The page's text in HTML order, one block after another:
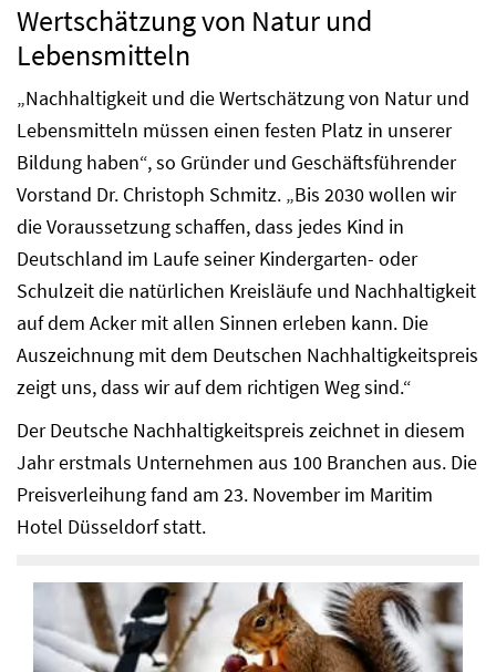
Wertschätzung von Natur und
Lebensmitteln
„Nachhaltigkeit und die Wertschätzung von Natur und
Lebensmitteln müssen einen festen Platz in unserer
Bildung haben“, so Gründer und Geschäftsführender
Vorstand Dr. Christoph Schmitz. „Bis 2030 wollen wir
die Voraussetzung schaffen, dass jedes Kind in
Deutschland im Laufe seiner Kindergarten- oder
Schulzeit die natürlichen Kreisläufe und Nachhaltigkeit
auf dem Acker mit allen Sinnen erleben kann. Die
Auszeichnung mit dem Deutschen Nachhaltigkeitspreis
zeigt uns, dass wir auf dem richtigen Weg sind.“
Der Deutsche Nachhaltigkeitspreis zeichnet in diesem
Jahr erstmals Unternehmen aus 100 Branchen aus. Die
Preisverleihung fand am 23. November im Maritim
Hotel Düsseldorf statt.